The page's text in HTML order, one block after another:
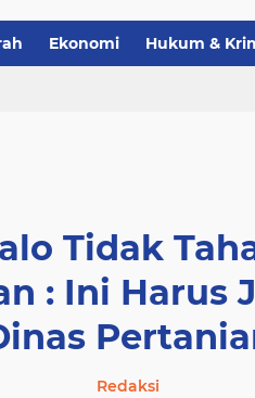
Ekonomi Hukum &
Tidak
: Ini Harus
Redaksi